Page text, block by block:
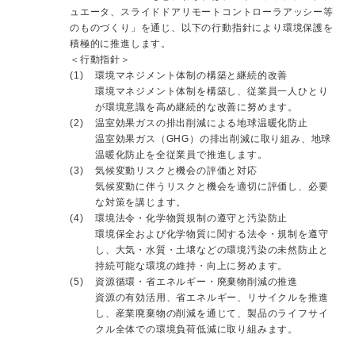
ュエータ、スライドドアリモートコントローラアッシー等
のものづくり」を通じ、以下の行動指針により環境保護を
積極的に推進します。
＜行動指針＞
(1)
環境マネジメント体制の構築と継続的改善
環境マネジメント体制を構築し、従業員一人ひとり
が環境意識を高め継続的な改善に努めます。
(2)
温室効果ガスの排出削減による地球温暖化防止
温室効果ガス（GHG）の排出削減に取り組み、地球
温暖化防止を全従業員で推進します。
(3)
気候変動リスクと機会の評価と対応
気候変動に伴うリスクと機会を適切に評価し、必要
な対策を講じます。
(4)
環境法令・化学物質規制の遵守と汚染防止
環境保全および化学物質に関する法令・規制を遵守
し、大気・水質・土壌などの環境汚染の未然防止と
持続可能な環境の維持・向上に努めます。
(5)
資源循環・省エネルギー・廃棄物削減の推進
資源の有効活用、省エネルギー、リサイクルを推進
し、産業廃棄物の削減を通じて、製品のライフサイ
クル全体での環境負荷低減に取り組みます。